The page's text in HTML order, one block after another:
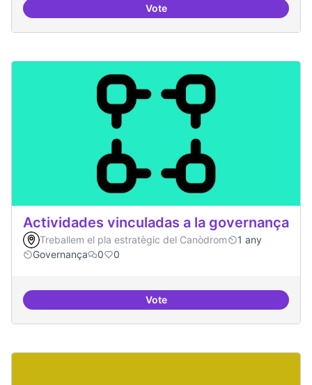
Vote30 projectes residents referents
Actividades vinculadas a la governança
Treballem el pla estratègic del Canòdrom
1 any
Governança
0 0
VoteActividades vinculadas a la